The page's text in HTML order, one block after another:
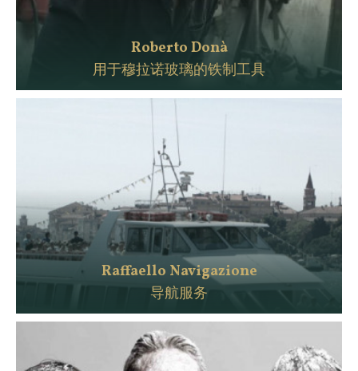
Roberto Donà
用于穆拉诺玻璃的铁制工具
Raffaello Navigazione
导航服务